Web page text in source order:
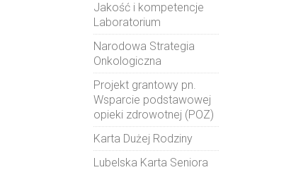
Jakość i kompetencje
Laboratorium
Narodowa Strategia
Onkologiczna
Projekt grantowy pn.
Wsparcie podstawowej
opieki zdrowotnej (POZ)
Karta Dużej Rodziny
Lubelska Karta Seniora